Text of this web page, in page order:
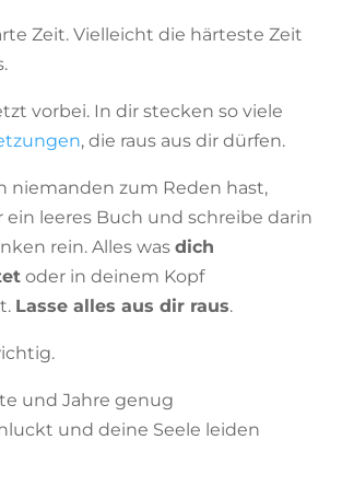
Zeit. Vielleicht die härteste Zeit
vorbei. In dir stecken so viele
, die raus aus dir dürfen.
niemanden zum Reden hast,
ein leeres Buch und schreibe darin
rein. Alles wasdich
oder in deinem Kopf
Lasse alles aus dir raus.
und Jahre genug
und deine Seele leiden